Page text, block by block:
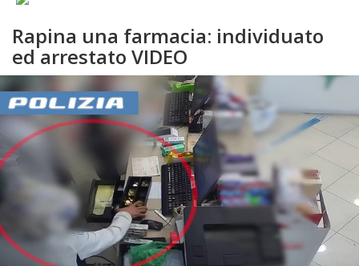
Rapina una farmacia: individuato
ed arrestato VIDEO